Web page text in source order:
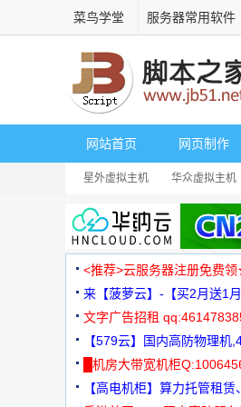
菜鸟学堂 服务器常用软件
网站首页 网页制作
星外虚拟主机 华众虚拟主机
<推荐>云服务器注册免费
来【菠萝云】-【买2月送1
文字广告招租
【579云】国内高防物理机
元
█机房大带宽机柜
【高电机柜】算力托管租